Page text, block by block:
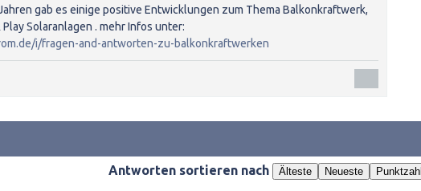
gab es einige positive Entwicklungen zum Thema Balkonkraftwerk,
Play Solaranlagen . mehr Infos unter:
i/fragen-and-antworten-zu-balkonkraftwerken
Antworten sortieren nach Älteste Neueste Punktzahl